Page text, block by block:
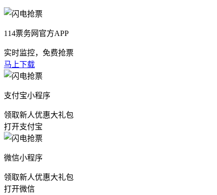
114票务网官方APP
实时监控，免费抢票
马上下载
支付宝小程序
领取新人优惠大礼包
打开支付宝
微信小程序
领取新人优惠大礼包
打开微信